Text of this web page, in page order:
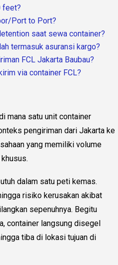
feet?
Port to Port?
saat sewa container?
termasuk asuransi kargo?
FCL Jakarta Baubau?
via container FCL?
mana satu unit container
pengiriman dari Jakarta ke
yang memiliki volume
dalam satu peti kemas.
risiko kerusakan akibat
sepenuhnya. Begitu
container langsung disegel
tiba di lokasi tujuan di